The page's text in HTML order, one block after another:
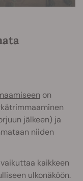
on
jälkeen) ja
niiden
kaikkeen
ulkonäköön.